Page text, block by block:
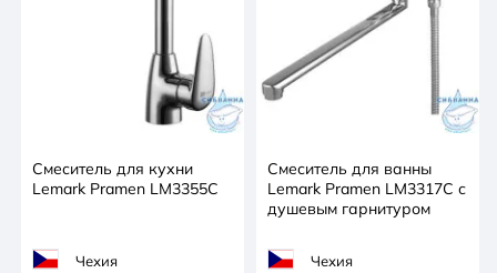
Смеситель для кухни
Lemark Pramen LM3355C
Чехия
Смеситель для ванны
Lemark Pramen LM3317C с
душевым гарнитуром
Чехия